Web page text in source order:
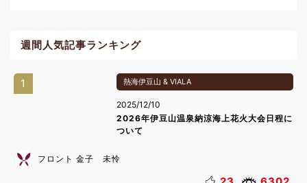
週間人気記事ランキング
1 熱海伊豆山 & VIALA
2025/12/10
2026年伊豆山温泉納涼海上花火大会日程に
ついて
フロント 金子 未怜